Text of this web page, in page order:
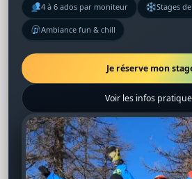
4 à 6 ados par moniteur Stages
Ambiance fun & chill
Je réserve mon
Voir les infos